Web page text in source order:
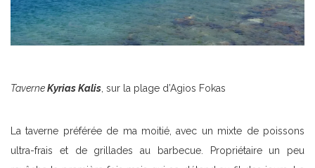
TaverneKyrias Kalis , sur la plage d’Agios Fokas
La taverne préférée de ma moitié, avec un mixte de poissons
ultra-frais et de grillades au barbecue. Propriétaire un peu